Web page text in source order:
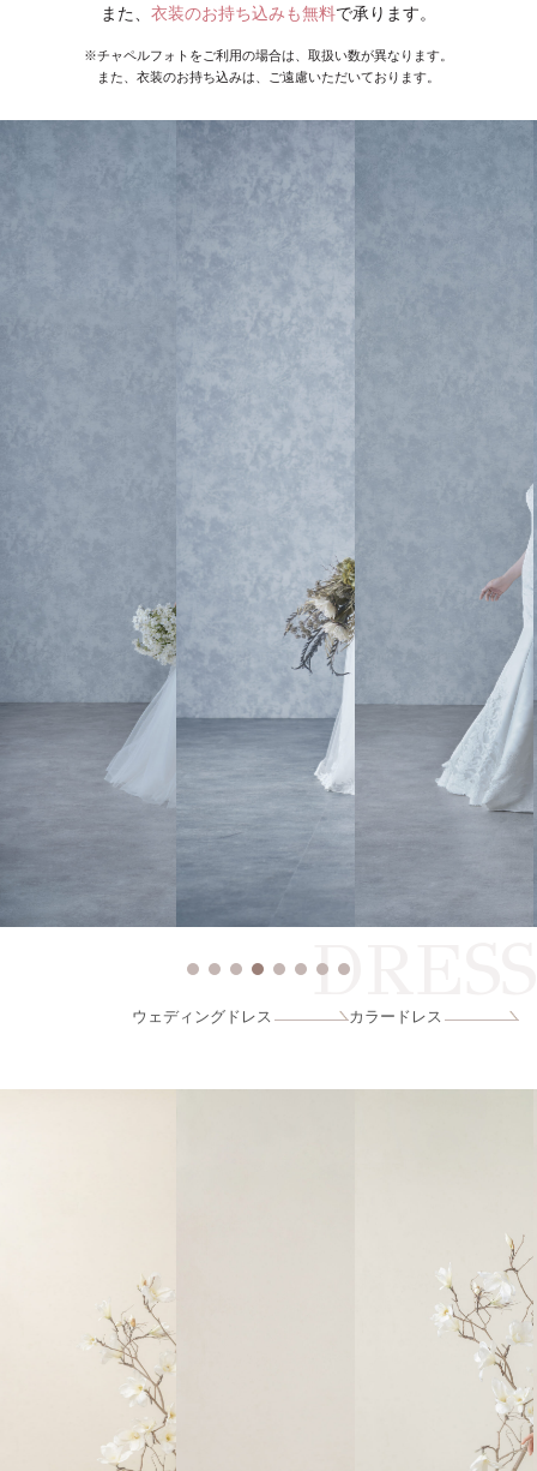
また、 衣装のお持ち込みも無料で承ります。
※チャペルフォトをご利用の場合は、取扱い数が異なります。
また、衣装のお持ち込みは、ご遠慮いただいております。
DRESS
ウェディングドレス カラードレス